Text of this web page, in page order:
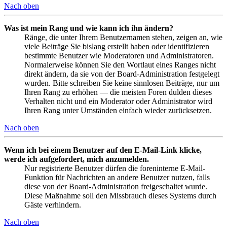
Nach oben
Was ist mein Rang und wie kann ich ihn ändern?
Ränge, die unter Ihrem Benutzernamen stehen, zeigen an, wie
viele Beiträge Sie bislang erstellt haben oder identifizieren
bestimmte Benutzer wie Moderatoren und Administratoren.
Normalerweise können Sie den Wortlaut eines Ranges nicht
direkt ändern, da sie von der Board-Administration festgelegt
wurden. Bitte schreiben Sie keine sinnlosen Beiträge, nur um
Ihren Rang zu erhöhen — die meisten Foren dulden dieses
Verhalten nicht und ein Moderator oder Administrator wird
Ihren Rang unter Umständen einfach wieder zurücksetzen.
Nach oben
Wenn ich bei einem Benutzer auf den E-Mail-Link klicke,
werde ich aufgefordert, mich anzumelden.
Nur registrierte Benutzer dürfen die foreninterne E-Mail-
Funktion für Nachrichten an andere Benutzer nutzen, falls
diese von der Board-Administration freigeschaltet wurde.
Diese Maßnahme soll den Missbrauch dieses Systems durch
Gäste verhindern.
Nach oben